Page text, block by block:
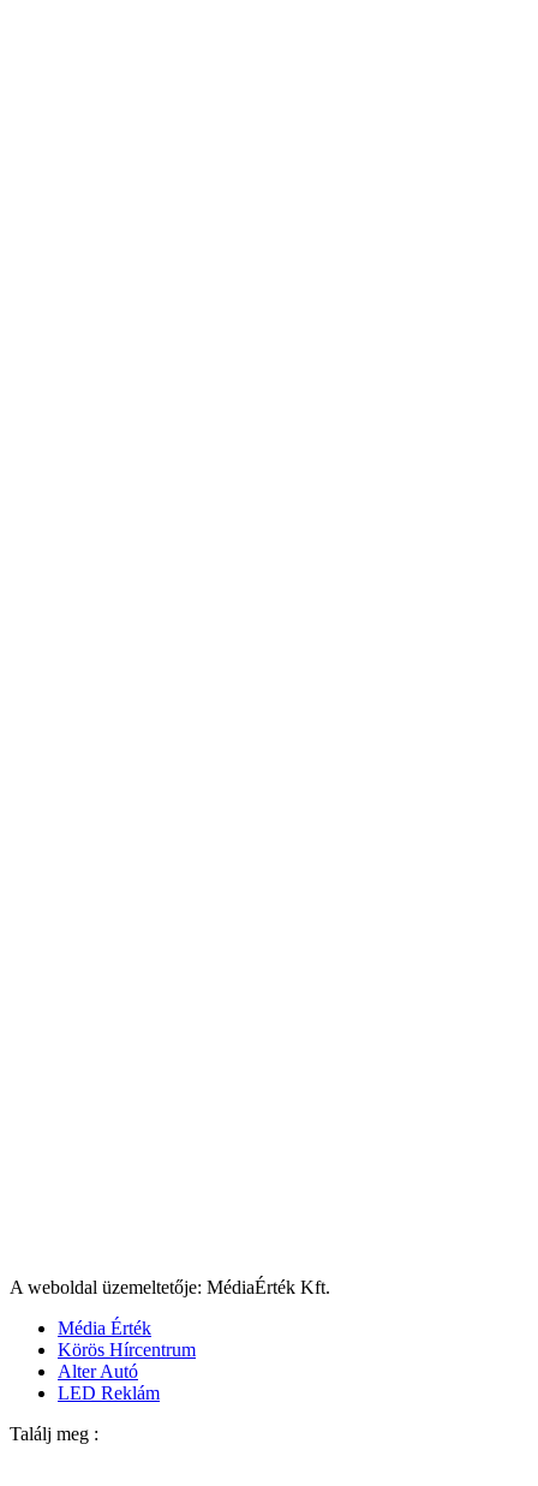
A weboldal üzemeltetője: MédiaÉrték Kft.
Média Érték
Körös Hírcentrum
Alter Autó
LED Reklám
Találj meg :